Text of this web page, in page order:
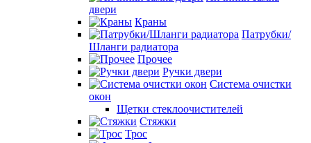
двери
Краны
Патрубки/
Шланги радиатора
Прочее
Ручки двери
Система очистки
окон
Щетки стеклоочистителей
Стяжки
Трос